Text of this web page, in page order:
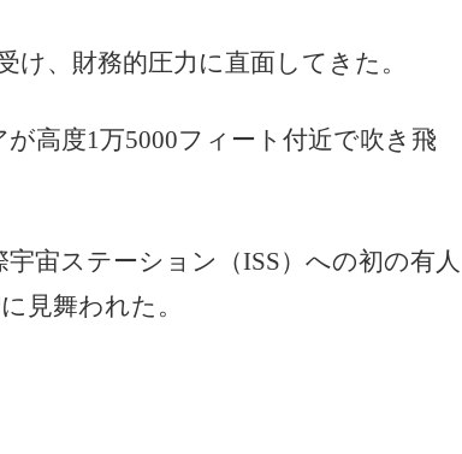
け、財務的圧力に直面してきた。
高度1万5000フィート付近で吹き飛
宙ステーション（ISS）への初の有人
見舞われた。